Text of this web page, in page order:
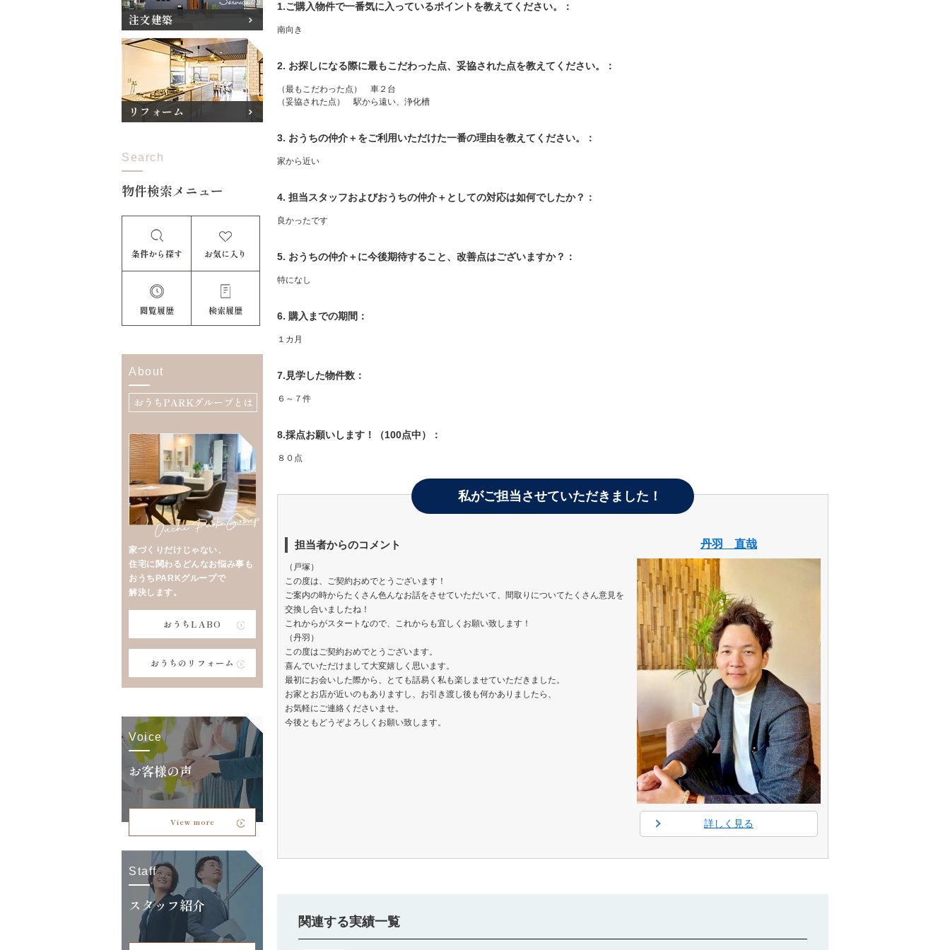
1.ご購入物件で一番気に入っているポイントを教えてください。：
南向き
2. お探しになる際に最もこだわった点、妥協された点を教えてください。：
（最もこだわった点） 車２台
（妥協された点） 駅から遠い、浄化槽
3. おうちの仲介＋をご利用いただけた一番の理由を教えてください。：
家から近い
4. 担当スタッフおよびおうちの仲介＋としての対応は如何でしたか？：
良かったです
5. おうちの仲介＋に今後期待すること、改善点はございますか？：
特になし
6. 購入までの期間：
１カ月
7.見学した物件数：
６～７件
8.採点お願いします！（100点中）：
８０点
私がご担当させていただきました！
担当者からのコメント
（戸塚）
この度は、ご契約おめでとうございます！
ご案内の時からたくさん色んなお話をさせていただいて、間取りについてたくさん意見を
交換し合いましたね！
これからがスタートなので、これからも宜しくお願い致します！
（丹羽）
この度はご契約おめでとうございます。
喜んでいただけまして大変嬉しく思います。
最初にお会いした際から、とても話易く私も楽しませていただきました。
お家とお店が近いのもありますし、お引き渡し後も何かありましたら、
お気軽にご連絡くださいませ。
今後ともどうぞよろしくお願い致します。
丹羽 直哉
詳しく見る
関連する実績一覧
注文建築
リフォーム
Search
物件検索メニュー
条件から探す お気に入り
閲覧履歴 検索履歴
About
おうちPARKグループとは
家づくりだけじゃない、
住宅に関わるどんなお悩み事も
おうちPARKグループで
解決します。
おうちLABO
おうちのリフォーム
Voice
お客様の声
View more
Staff
スタッフ紹介